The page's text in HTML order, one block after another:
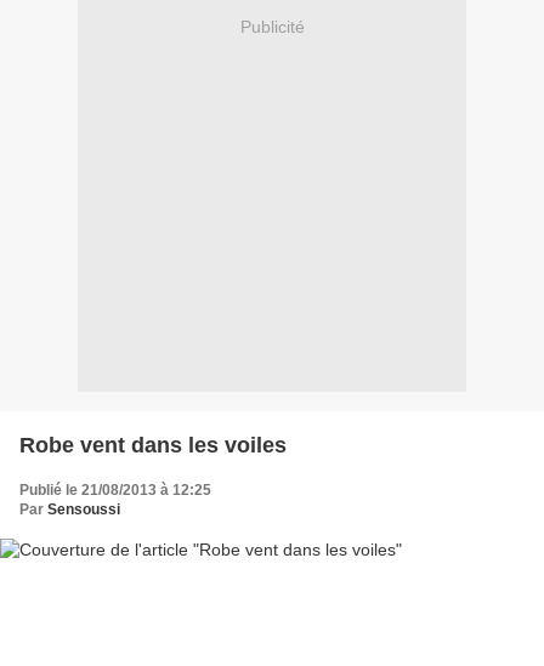
Publicité
Robe vent dans les voiles
Publié le 21/08/2013 à 12:25
Par Sensoussi